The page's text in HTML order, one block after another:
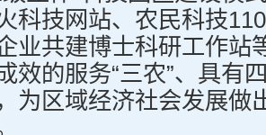
科技网站、农民科技
业共建博士科研工作站
效的服务“三农”、具有
为区域经济社会发展做